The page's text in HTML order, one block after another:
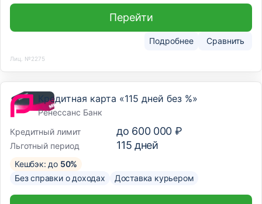
Подробнее Сравнить
Перейти
Лиц. №2275
Кредитная карта «115 дней без %»
Ренессанс Банк
Кредитный лимит
до 600 000 ₽
Льготный период 115 дней
Кешбэк: до 50%
Без справки о доходах
Доставка курьером